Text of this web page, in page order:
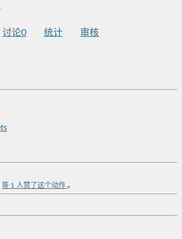
讨论0 统计 审核
等 1 人赞了这个动作 。